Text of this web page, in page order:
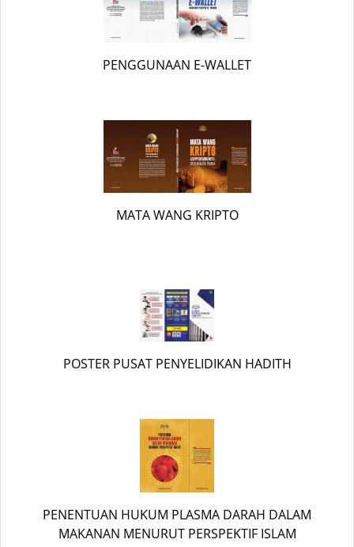
PENGGUNAAN E-WALLET
MATA WANG KRIPTO
POSTER PUSAT PENYELIDIKAN HADITH
PENENTUAN HUKUM PLASMA DARAH DALAM
MAKANAN MENURUT PERSPEKTIF ISLAM